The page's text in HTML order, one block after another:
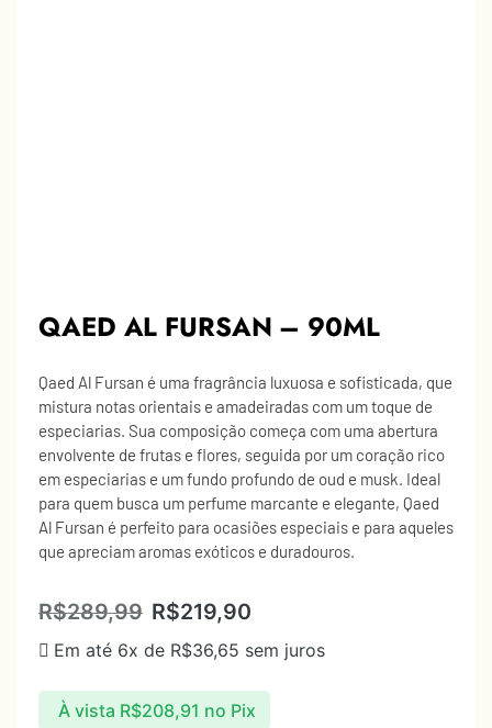
QAED AL FURSAN – 90ML
Qaed Al Fursan é uma fragrância luxuosa e sofisticada, que
mistura notas orientais e amadeiradas com um toque de
especiarias. Sua composição começa com uma abertura
envolvente de frutas e flores, seguida por um coração rico
em especiarias e um fundo profundo de oud e musk. Ideal
para quem busca um perfume marcante e elegante, Qaed
Al Fursan é perfeito para ocasiões especiais e para aqueles
que apreciam aromas exóticos e duradouros.
R$289,99 R$219,90
Em até 6x de R$36,65 sem juros
À vista R$208,91 no Pix